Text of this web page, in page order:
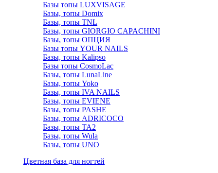
Базы топы LUXVISAGE
Базы, топы Domix
Базы, топы TNL
Базы, топы GIORGIO CAPACHINI
Базы, топы ОПЦИЯ
Базы топы YOUR NAILS
Базы, топы Kalipso
Базы топы CosmoLac
Базы, топы LunaLine
Базы, топы Yoko
Базы, топы IVA NAILS
Базы, топы EVIENE
Базы, топы PASHE
Базы, топы ADRICOCO
Базы, топы TA2
Базы, топы Wula
Базы, топы UNO
Цветная база для ногтей